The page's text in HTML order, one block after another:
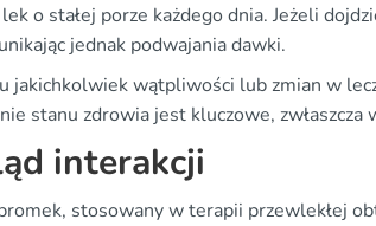
o stałej porze każdego dnia. Jeżeli
jednak podwajania dawki.
jakichkolwiek wątpliwości lub zmian w
stanu zdrowia jest kluczowe,
interakcji
stosowany w terapii przewlekłej